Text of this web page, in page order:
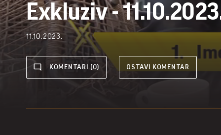
Exkluziv -
11.10.2023.
KOMENTARI (0) OSTAVI KOMENTAR